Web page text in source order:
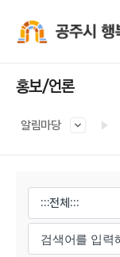
홍보/언론
알림마당